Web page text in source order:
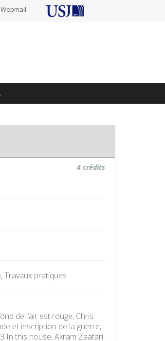
Webmail
4 crédits
Travaux pratiques
de l’air est rouge, Chris
et inscription de la guerre,
In this house, Akram Zaatari,